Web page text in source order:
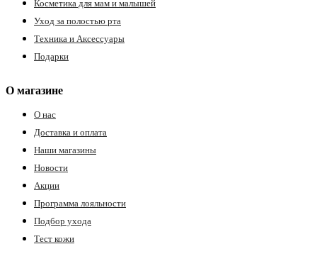
Косметика для мам и малышей
Уход за полостью рта
Техника и Аксессуары
Подарки
О магазине
О нас
Доставка и оплата
Наши магазины
Новости
Акции
Программа лояльности
Подбор ухода
Тест кожи